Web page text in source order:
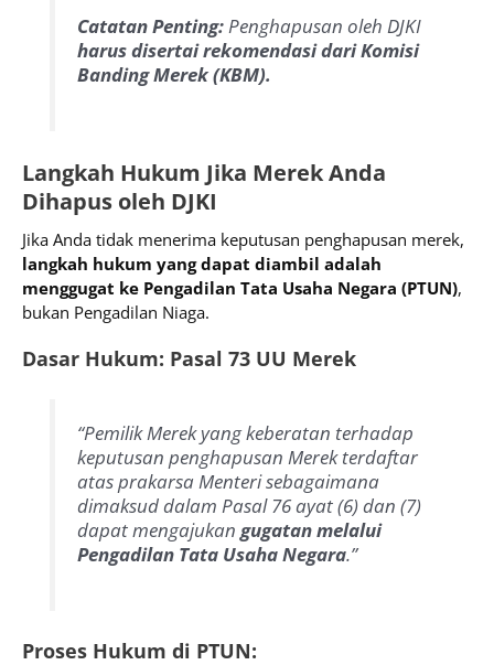
Catatan Penting:Penghapusan oleh DJKI
harus disertai rekomendasi dari Komisi
Banding Merek (KBM).
Langkah Hukum Jika Merek Anda
Dihapus oleh DJKI
Jika Anda tidak menerima keputusan penghapusan merek,
langkah hukum yang dapat diambil adalah
menggugat ke Pengadilan Tata Usaha Negara (PTUN),
bukan Pengadilan Niaga.
Dasar Hukum: Pasal 73 UU Merek
“Pemilik Merek yang keberatan terhadap
keputusan penghapusan Merek terdaftar
atas prakarsa Menteri sebagaimana
dimaksud dalam Pasal 76 ayat (6) dan (7)
dapat mengajukan gugatan melalui
Pengadilan Tata Usaha Negara.”
Proses Hukum di PTUN: